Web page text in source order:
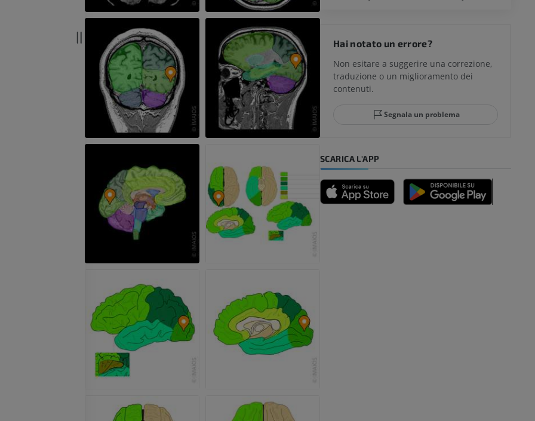
Radiografia dell’arto
Arteriografia dell'arto
Visible Human Project
Artrografia TC del ginocchio
Artrografia
PREMIUM
RMN della caviglia e del
retropiede
RM
PREMIUM
PREMIUM
CTA dell’arto inferiore
TC
PREMIUM
Angiografia dell’arto
inferiore (DSA)
Angiografia
GRATUITO
Hai notato un errore?
Non esitare a suggerire una correzione,
traduzione o un miglioramento dei
contenuti.
Segnala un problema
SCARICA L'APP